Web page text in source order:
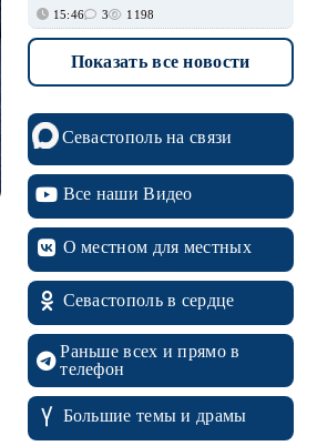
15:46 3 1198
Показать все новости
Севастополь на связи
Все наши Видео
О местном для местных
Севастополь в сердце
Раньше всех и прямо в
телефон
Большие темы и драмы
erid: 2SDnjcrDNw6